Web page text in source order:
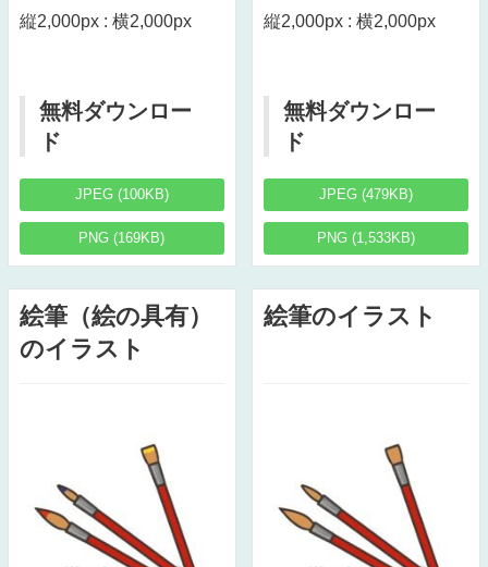
縦2,000px : 横2,000px
無料ダウンロー
ド
JPEG (100KB)
PNG (169KB)
縦2,000px : 横2,000px
無料ダウンロー
ド
JPEG (479KB)
PNG (1,533KB)
絵筆（絵の具有）
のイラスト
絵筆のイラスト